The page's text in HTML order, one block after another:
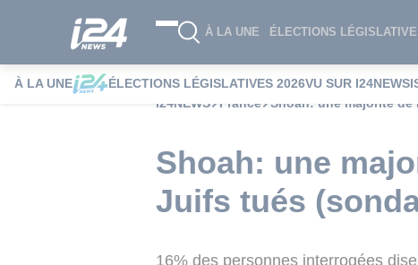
À LA UNE ÉLECTIONS
À LA UNE ÉLECTIONS LÉGISLATIVES 2026VU SUR I24NEWS
i24NEWS
France Shoah: une majorité
Shoah: une
Juifs tués
16% des personnes interrogées